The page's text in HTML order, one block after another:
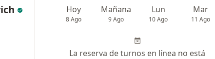
Hoy
8 Ago
Mañana
9 Ago
Lun
10 Ago
Mar
11 Ago
La reserva de turnos en línea no está